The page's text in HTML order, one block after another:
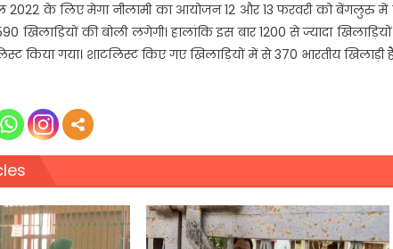
2022 के लिए मेगा नीलामी का आयोजन 12 और 13 फरवरी को बेंगलुरु में
खिलाड़ियों की बोली लगेगी। हालांकि इस बार 1200 से ज्यादा
किया गया। शाटलिस्ट किए गए खिलाड़ियों में से 370 भारतीय